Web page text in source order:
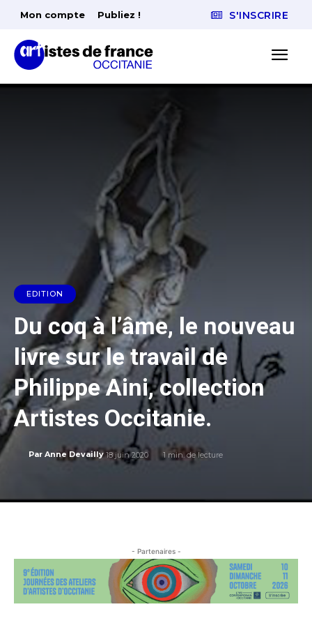
Mon compte Publiez ! S'INSCRIRE
EDITION
Du coq à l’âme, le nouveau
livre sur le travail de
Philippe Aini, collection
Artistes Occitanie.
Par Anne Devailly 18 juin 2020 1 min. de lecture
- Partenaires -